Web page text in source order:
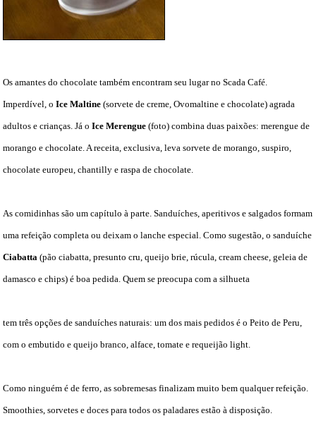
Os amantes do chocolate também encontram seu lugar no Scada Café.
Imperdível, oIce Maltine (sorvete de creme, Ovomaltine e chocolate) agrada
adultos e crianças. Já oIce Merengue (foto) combina duas paixões: merengue de
morango e chocolate. A receita, exclusiva, leva sorvete de morango, suspiro,
chocolate europeu, chantilly e raspa de chocolate.
As comidinhas são um capítulo à parte. Sanduíches, aperitivos e salgados formam
uma refeição completa ou deixam o lanche especial. Como sugestão, o sanduíche
Ciabatta (pão ciabatta, presunto cru, queijo brie, rúcula, cream cheese, geleia de
damasco e chips) é boa pedida. Quem se preocupa com a silhueta
tem três opções de sanduíches naturais: um dos mais pedidos é o Peito de Peru,
com o embutido e queijo branco, alface, tomate e requeijão light.
Como ninguém é de ferro, as sobremesas finalizam muito bem qualquer refeição.
Smoothies, sorvetes e doces para todos os paladares estão à disposição.